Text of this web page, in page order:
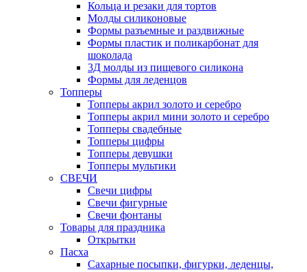
Кольца и резаки для тортов
Молды силиконовые
Формы разъемные и раздвижные
Формы пластик и поликарбонат для
шоколада
3Д молды из пищевого силикона
Формы для леденцов
Топперы
Топперы акрил золото и серебро
Топперы акрил мини золото и серебро
Топперы свадебные
Топперы цифры
Топперы девушки
Топперы мультики
СВЕЧИ
Свечи цифры
Свечи фигурные
Свечи фонтаны
Товары для праздника
Открытки
Пасха
Сахарные посыпки, фигурки, леденцы,